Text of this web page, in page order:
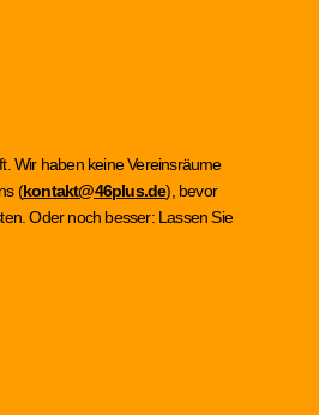
Wir haben keine Vereinsräume
(kontakt@46plus.de), bevor
Oder noch besser: Lassen Sie